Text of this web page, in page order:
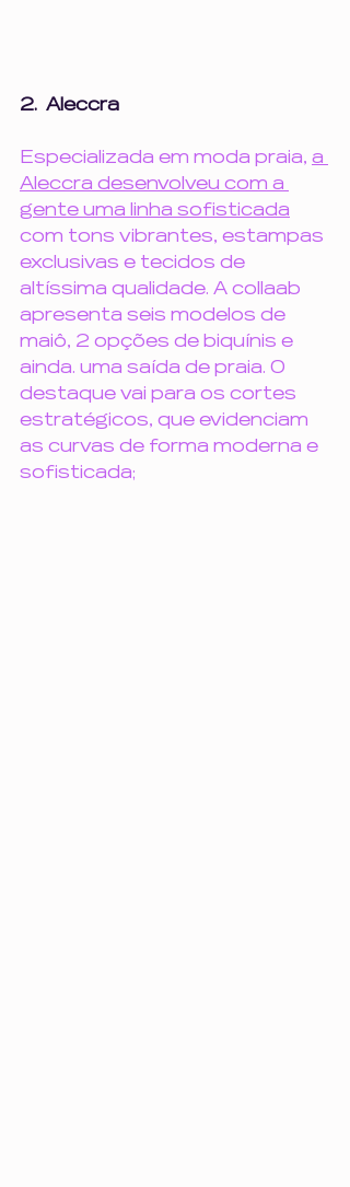
2.  Aleccra
Especializada em moda praia, a
Aleccra desenvolveu com a
gente uma linha sofisticada
com tons vibrantes, estampas
exclusivas e tecidos de
altíssima qualidade. A collaab
apresenta seis modelos de
maiô, 2 opções de biquínis e
ainda. uma saída de praia. O
destaque vai para os cortes
estratégicos, que evidenciam
as curvas de forma moderna e
sofisticada;